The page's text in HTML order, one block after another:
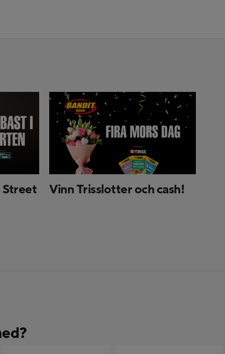
Street Vinn Trisslotter och cash!